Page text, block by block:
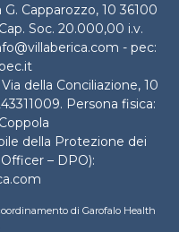
G. Capparozzo, 10 36100
Soc. 20.000,00 i.v.
- pec:
della Conciliazione, 10
Persona fisica:
della Protezione dei
– DPO):
di Garofalo Health